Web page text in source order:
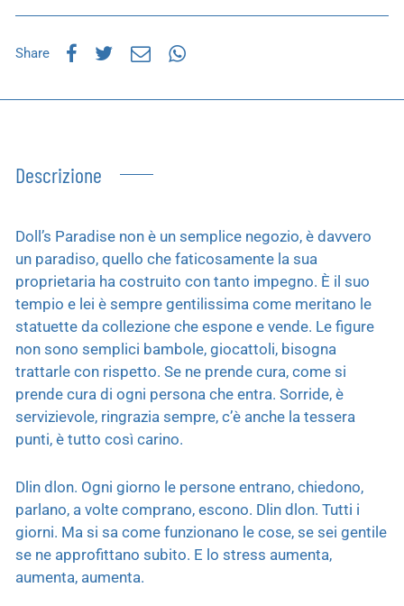
Share
Descrizione
Doll’s Paradise non è un semplice negozio, è davvero
un paradiso, quello che faticosamente la sua
proprietaria ha costruito con tanto impegno. È il suo
tempio e lei è sempre gentilissima come meritano le
statuette da collezione che espone e vende. Le figure
non sono semplici bambole, giocattoli, bisogna
trattarle con rispetto. Se ne prende cura, come si
prende cura di ogni persona che entra. Sorride, è
servizievole, ringrazia sempre, c’è anche la tessera
punti, è tutto così carino.
Dlin dlon. Ogni giorno le persone entrano, chiedono,
parlano, a volte comprano, escono. Dlin dlon. Tutti i
giorni. Ma si sa come funzionano le cose, se sei gentile
se ne approfittano subito. E lo stress aumenta,
aumenta, aumenta.